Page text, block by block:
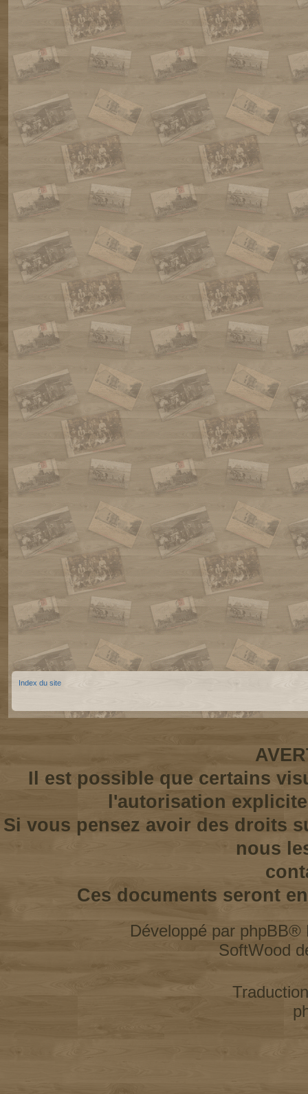
Index du site
Il est possible que certains
l'autorisation
Si vous pensez avoir des droits
nous
Ces documents seront
Développé par phpBB®
SoftWood